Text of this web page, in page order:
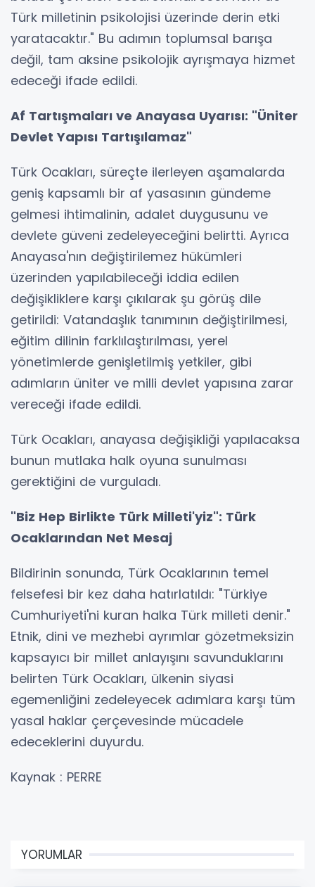
Türk milletinin psikolojisi üzerinde derin etki
yaratacaktır." Bu adımın toplumsal barışa
değil, tam aksine psikolojik ayrışmaya hizmet
edeceği ifade edildi.
Af Tartışmaları ve Anayasa Uyarısı: "Üniter
Devlet Yapısı Tartışılamaz"
Türk Ocakları, süreçte ilerleyen aşamalarda
geniş kapsamlı bir af yasasının gündeme
gelmesi ihtimalinin, adalet duygusunu ve
devlete güveni zedeleyeceğini belirtti. Ayrıca
Anayasa'nın değiştirilemez hükümleri
üzerinden yapılabileceği iddia edilen
değişikliklere karşı çıkılarak şu görüş dile
getirildi: Vatandaşlık tanımının değiştirilmesi,
eğitim dilinin farklılaştırılması, yerel
yönetimlerde genişletilmiş yetkiler, gibi
adımların üniter ve milli devlet yapısına zarar
vereceği ifade edildi.
Türk Ocakları, anayasa değişikliği yapılacaksa
bunun mutlaka halk oyuna sunulması
gerektiğini de vurguladı.
"Biz Hep Birlikte Türk Milleti'yiz": Türk
Ocaklarından Net Mesaj
Bildirinin sonunda, Türk Ocaklarının temel
felsefesi bir kez daha hatırlatıldı: "Türkiye
Cumhuriyeti'ni kuran halka Türk milleti denir."
Etnik, dini ve mezhebi ayrımlar gözetmeksizin
kapsayıcı bir millet anlayışını savunduklarını
belirten Türk Ocakları, ülkenin siyasi
egemenliğini zedeleyecek adımlara karşı tüm
yasal haklar çerçevesinde mücadele
edeceklerini duyurdu.
Kaynak : PERRE
YORUMLAR